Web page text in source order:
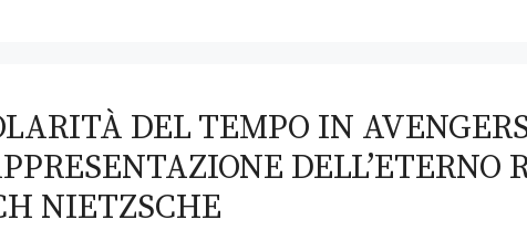
DEL TEMPO IN
DELL’ETERNO
NIETZSCHE